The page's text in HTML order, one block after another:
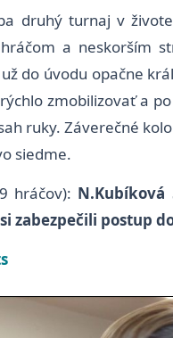
druhý turnaj v
a neskorším
do úvodu opačne
zmobilizovať a
ruky. Záverečné
siedme.
hráčov): N.Kubíková
zabezpečili postup